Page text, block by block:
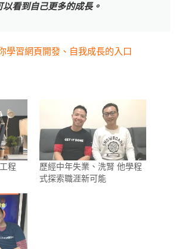
看到自己更多的成長。
學習網頁開發、自我成長的入口
程
歷經中年失業、洗腎 他學程
式探索職涯新可能